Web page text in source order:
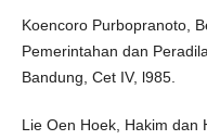
Koencoro Purbopranoto,
Pemerintahan dan
Bandung, Cet IV, l985.
Lie Oen Hoek, Hakim dan